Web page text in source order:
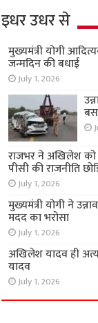
इधर उधर से
मुख्यमंत्री योगी
जन्मदिन की बधाई
July 1, 2026
राजभर ने अखिलेश
पीसी की राजनीति
July 1, 2026
मुख्यमंत्री योगी ने
मदद का भरोसा
July 1, 2026
अखिलेश यादव ही
यादव
July 1, 2026